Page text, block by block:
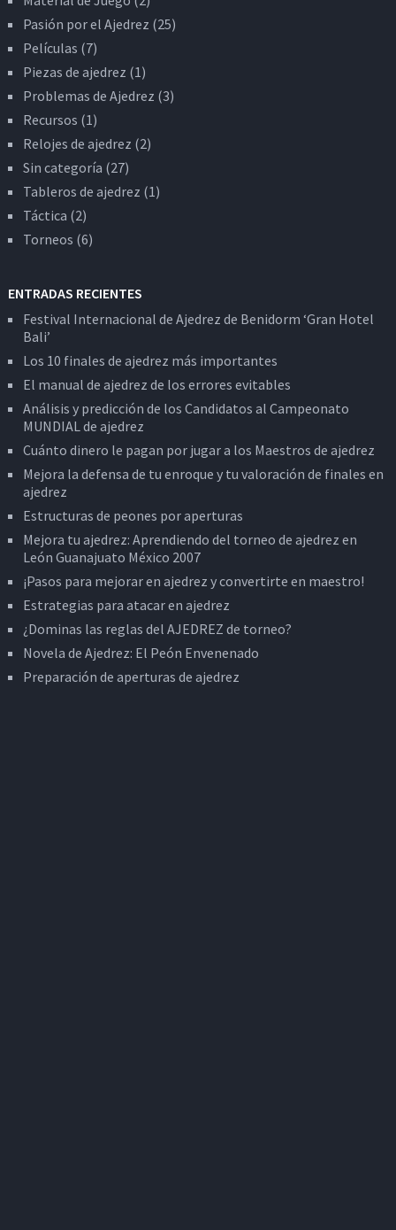
Pasión por el Ajedrez (25)
Películas (7)
Piezas de ajedrez (1)
Problemas de Ajedrez (3)
Recursos (1)
Relojes de ajedrez (2)
Sin categoría (27)
Tableros de ajedrez (1)
Táctica (2)
Torneos (6)
ENTRADAS RECIENTES
Festival Internacional de Ajedrez de Benidorm ‘Gran Hotel
Bali’
Los 10 finales de ajedrez más importantes
El manual de ajedrez de los errores evitables
Análisis y predicción de los Candidatos al Campeonato
MUNDIAL de ajedrez
Cuánto dinero le pagan por jugar a los Maestros de ajedrez
Mejora la defensa de tu enroque y tu valoración de finales en
ajedrez
Estructuras de peones por aperturas
Mejora tu ajedrez: Aprendiendo del torneo de ajedrez en
León Guanajuato México 2007
¡Pasos para mejorar en ajedrez y convertirte en maestro!
Estrategias para atacar en ajedrez
¿Dominas las reglas del AJEDREZ de torneo?
Novela de Ajedrez: El Peón Envenenado
Preparación de aperturas de ajedrez